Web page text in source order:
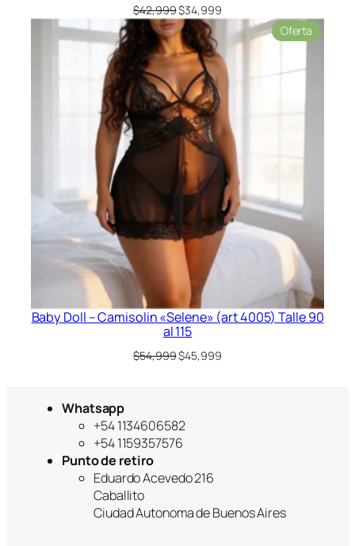
$42,999El
precio
original
era:
$42,999.
$34,999El
precio
actual
es:
$34,999.
Oferta
en
Baby Doll – Camisolin «Selene» (art 4005) Talle 90
al 115
$54,999El
$45,999El
Whatsapp
+54 1134606582
+54 1159357576
Punto de retiro
Eduardo Acevedo 216
Caballito
Ciudad Autonoma de Buenos Aires